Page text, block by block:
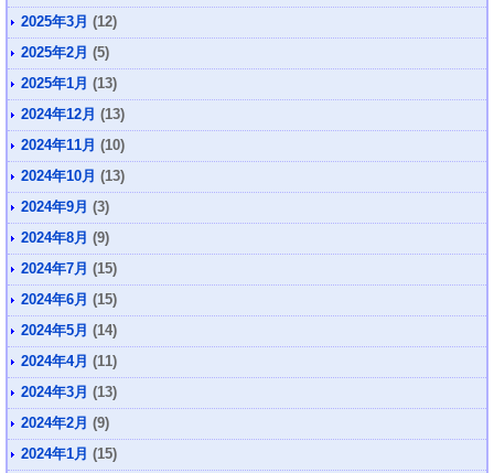
2025年3月 (12)
2025年2月 (5)
2025年1月 (13)
2024年12月 (13)
2024年11月 (10)
2024年10月 (13)
2024年9月 (3)
2024年8月 (9)
2024年7月 (15)
2024年6月 (15)
2024年5月 (14)
2024年4月 (11)
2024年3月 (13)
2024年2月 (9)
2024年1月 (15)